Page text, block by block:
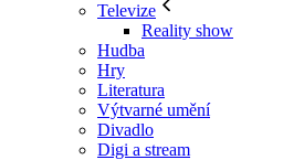
Televize
Reality show
Hudba
Hry
Literatura
Výtvarné umění
Divadlo
Digi a stream